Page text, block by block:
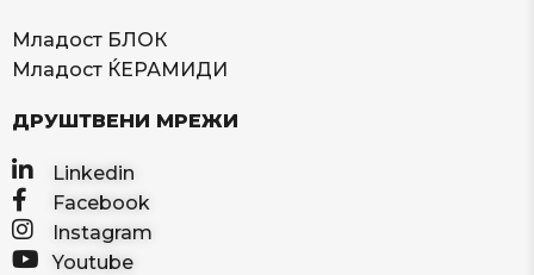
Младост БЛОК
Младост ЌЕРАМИДИ
ДРУШТВЕНИ МРЕЖИ
Linkedin
Facebook
Instagram
Youtube